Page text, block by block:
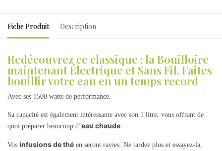
Fiche Produit Description
Redécouvrez ce classique : la Bouilloire
maintenant Électrique et Sans Fil. Faites
bouillir votre eau en un temps record
Avec ses 1500 watts de performance.
Sa capacité est également intéressante avec son 1 litre, vous offrant de
quoi préparer beaucoup d’eau chaude
Vos infusions de thé en seront ravies. Ne tardez plus et essayez-la,